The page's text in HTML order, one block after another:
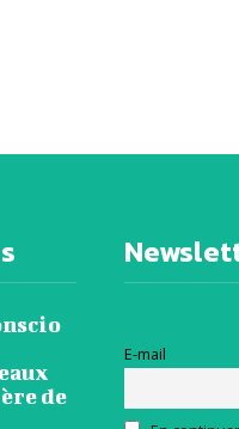
de
E-mail